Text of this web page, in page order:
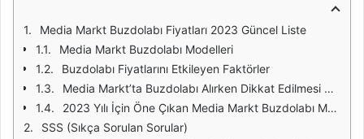
Media Markt Buzdolabı Fiyatları 2023 Güncel Liste
Media Markt Buzdolabı Modelleri
Buzdolabı Fiyatlarını Etkileyen Faktörler
Media Markt’ta Buzdolabı Alırken Dikkat Edilmesi Gerekenler
2023 Yılı İçin Öne Çıkan Media Markt Buzdolabı Modelleri
SSS (Sıkça Sorulan Sorular)